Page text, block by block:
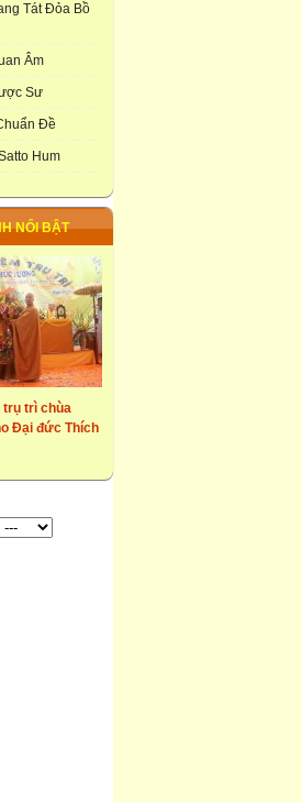
Thống Phật
Phật Giao
ga
-Tháp Của
Phúc Lương :
Lễ Khai Đàn
Sư Thất Châu
Tát Đỏa Bồ
Âm
Sư
Đề
Hum
NỔI BẬT
trụ trì chùa
Đại đức Thích